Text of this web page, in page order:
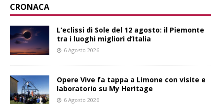
CRONACA
L’eclissi di Sole del 12 agosto: il Piemonte
tra i luoghi migliori d’Italia
6 Agosto 2026
Opere Vive fa tappa a Limone con visite e
laboratorio su My Heritage
6 Agosto 2026